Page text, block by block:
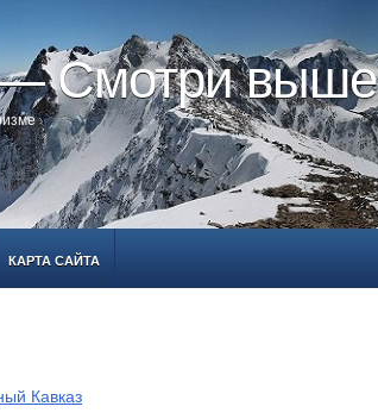
— Смотри выше
КАРТА САЙТА
Кавказ